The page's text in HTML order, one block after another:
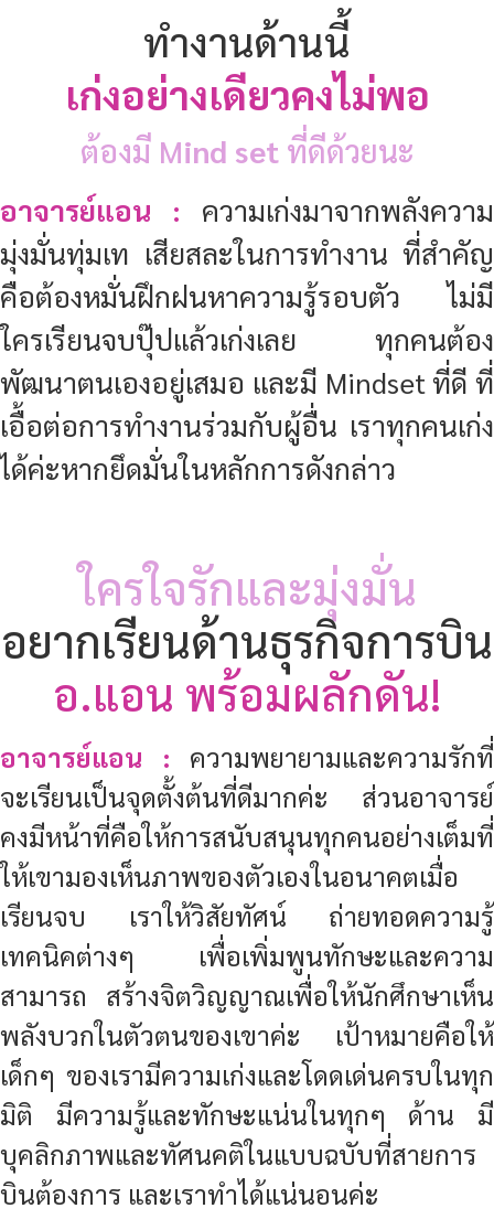
ทำงานด้านนี้
เก่งอย่างเดียวคงไม่พอ
ต้องมี Mind setที่ดีด้วยนะ
อาจารย์แอน :ความเก่งมาจากพลังความ
มุ่งมั่นทุ่มเท เสียสละในการทำงาน ที่สำคัญ
คือต้องหมั่นฝึกฝนหาความรู้รอบตัว ไม่มี
ใครเรียนจบปุ๊ปแล้วเก่งเลย ทุกคนต้อง